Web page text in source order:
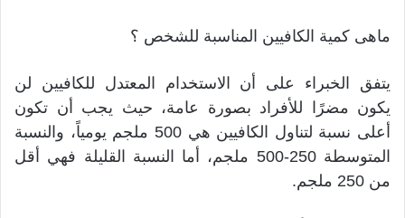
ماهى كمية الكافيين المناسبة للشخص ؟
يتفق الخبراء على أن الاستخدام المعتدل للكافيين لن
يكون مضرًا للأفراد بصورة عامة، حيث يجب أن تكون
أعلى نسبة لتناول الكافيين هي 500 ملجم يومياً، والنسبة
المتوسطة 250-500 ملجم، أما النسبة القليلة فهي أقل
من 250 ملجم.